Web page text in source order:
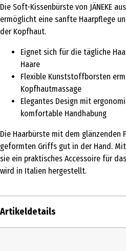
Die Soft-Kissenbürste von JÄNEKE
ermöglicht eine sanfte Haarpflege
der Kopfhaut.
Eignet sich für die tägliche
Haare
Flexible Kunststoffborsten
Kopfhautmassage
Elegantes Design mit
komfortable Handhabung
Die Haarbürste mit dem glänzenden
geformten Griffs gut in der Hand.
sie ein praktisches Accessoire für
wird in Italien hergestellt.
Artikeldetails